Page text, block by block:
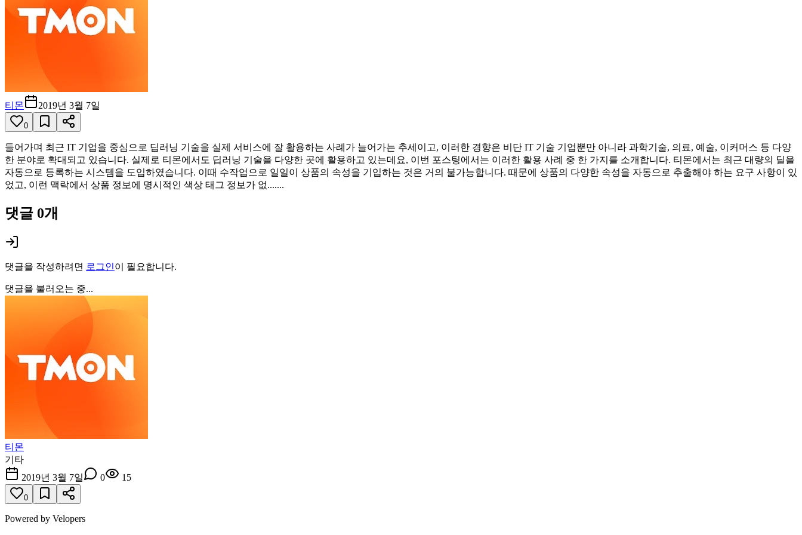
티몬 2019년 3월 7일
0
들어가며 최근 IT 기업을 중심으로 딥러닝 기술을 실제 서비스에 잘 활용하는 사례가 늘어가는 추세이고, 이러한 경향은 비단 IT 기술 기업뿐만 아니라 과학기술, 의료, 예술, 이커머스 등 다양
한 분야로 확대되고 있습니다. 실제로 티몬에서도 딥러닝 기술을 다양한 곳에 활용하고 있는데요, 이번 포스팅에서는 이러한 활용 사례 중 한 가지를 소개합니다. 티몬에서는 최근 대량의 딜을
자동으로 등록하는 시스템을 도입하였습니다. 이때 수작업으로 일일이 상품의 속성을 기입하는 것은 거의 불가능합니다. 때문에 상품의 다양한 속성을 자동으로 추출해야 하는 요구 사항이 있
었고, 이런 맥락에서 상품 정보에 명시적인 색상 태그 정보가 없.......
댓글 0개
댓글을 작성하려면 로그인이 필요합니다.
댓글을 불러오는 중...
티몬
기타
2019년 3월 7일
0 15
0
Powered by Velopers